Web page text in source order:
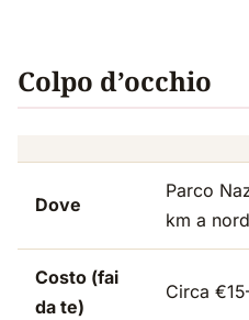
Colpo d’occhio
Dove
Parco
km a
Costo (fai
da te)
Circa